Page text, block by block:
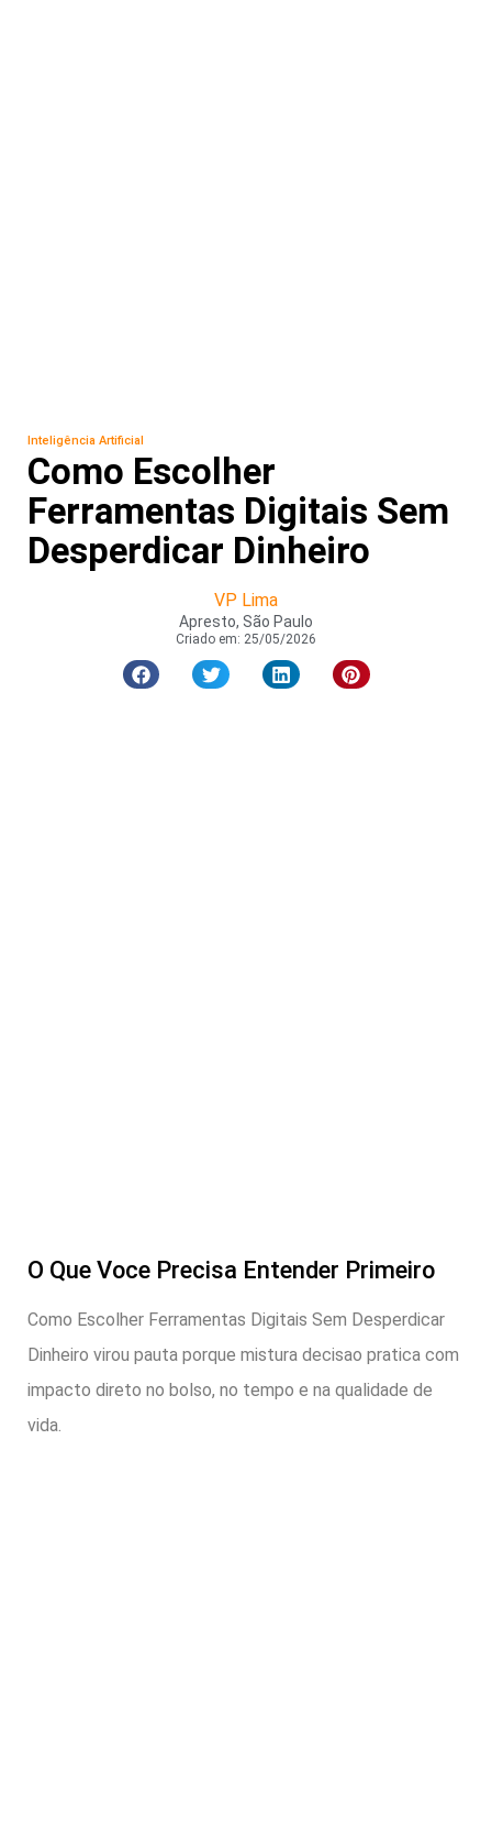
Inteligência Artificial
Como Escolher
Ferramentas Digitais Sem
Desperdicar Dinheiro
VP Lima
Apresto, São Paulo
Criado em: 25/05/2026
O Que Voce Precisa Entender Primeiro
Como Escolher Ferramentas Digitais Sem Desperdicar
Dinheiro virou pauta porque mistura decisao pratica com
impacto direto no bolso, no tempo e na qualidade de
vida.